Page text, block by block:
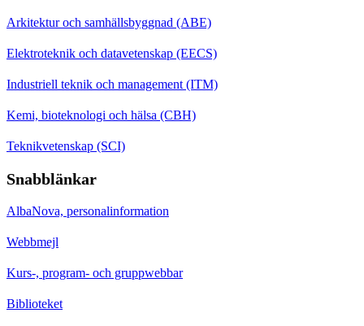
Arkitektur och samhällsbyggnad (ABE)
Elektroteknik och datavetenskap (EECS)
Industriell teknik och management (ITM)
Kemi, bioteknologi och hälsa (CBH)
Teknikvetenskap (SCI)
Snabblänkar
AlbaNova, personalinformation
Webbmejl
Kurs-, program- och gruppwebbar
Biblioteket